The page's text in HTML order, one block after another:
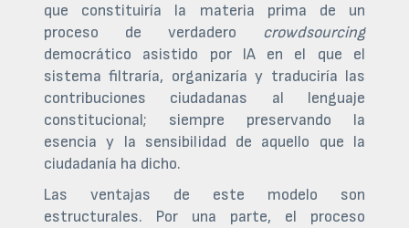
que constituiría la materia prima de un
proceso de verdadero crowdsourcing
democrático asistido por IA en el que el
sistema filtraría, organizaría y traduciría las
contribuciones ciudadanas al lenguaje
constitucional; siempre preservando la
esencia y la sensibilidad de aquello que la
ciudadanía ha dicho.
Las ventajas de este modelo son
estructurales. Por una parte, el proceso